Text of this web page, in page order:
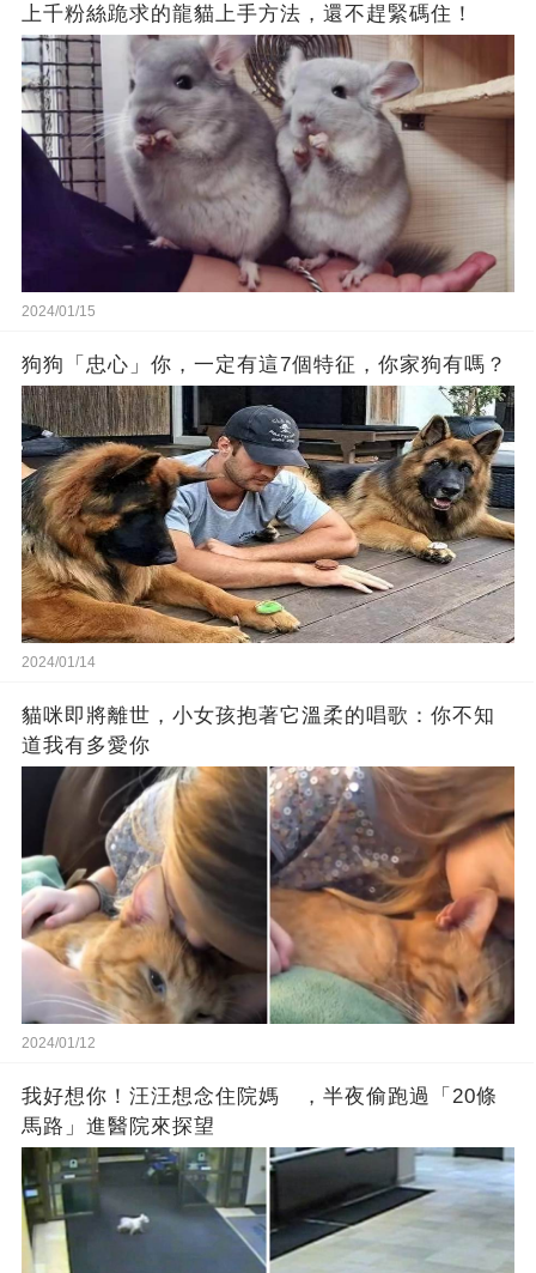
上千粉絲跪求的龍貓上手方法，還不趕緊碼住！
2024/01/15
狗狗「忠心」你，一定有這7個特征，你家狗有嗎？
2024/01/14
貓咪即將離世，小女孩抱著它溫柔的唱歌：你不知
道我有多愛你
2024/01/12
我好想你！汪汪想念住院媽 ，半夜偷跑過「20條
馬路」進醫院來探望